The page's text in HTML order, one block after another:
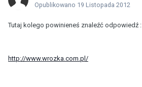
Opublikowano 19 Listopada 2012
Tutaj kolego powinieneś znaleźć odpowiedź :
http://www.wrozka.com.pl/